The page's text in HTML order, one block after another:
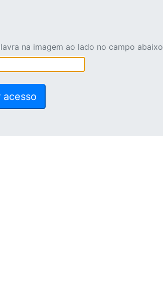
na imagem ao lado no campo abaixo